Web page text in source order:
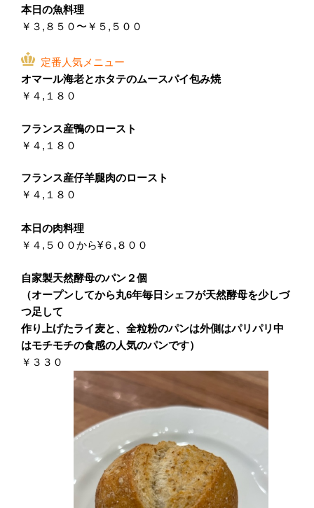
本日の魚料理
￥３,８５０〜￥５,５００
定番人気メニュー
オマール海老とホタテのムースパイ包み焼
￥４,１８０
フランス産鴨のロースト
￥４,１８０
フランス産仔羊腿肉のロースト
￥４,１８０
本日の肉料理
￥４,５００から¥６,８００
自家製天然酵母のパン２個
（オープンしてから丸6年毎日シェフが天然酵母を少しづ
つ足して
作り上げたライ麦と、全粒粉のパンは外側はパリパリ中
はモチモチの食感の人気のパンです）
￥３３０